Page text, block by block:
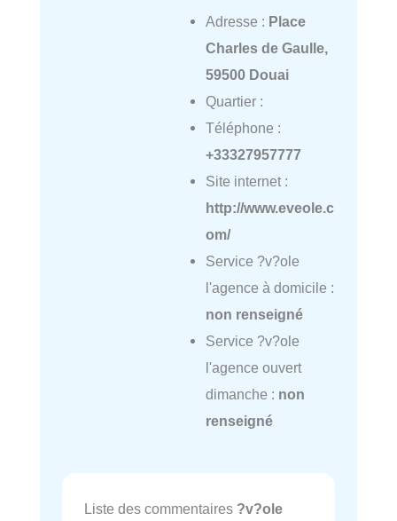
Adresse : Place
Charles de Gaulle,
59500 Douai
Quartier :
Téléphone :
+33327957777
Site internet :
http://www.eveole.c
om/
Service ?v?ole
l'agence à domicile :
non renseigné
Service ?v?ole
l'agence ouvert
dimanche : non
renseigné
Liste des commentaires ?v?ole